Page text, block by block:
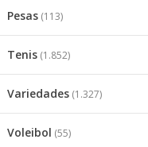
Pesas (113)
Tenis (1.852)
Variedades (1.327)
Voleibol (55)